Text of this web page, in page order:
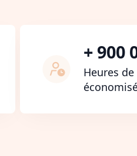
+ 900
Heures